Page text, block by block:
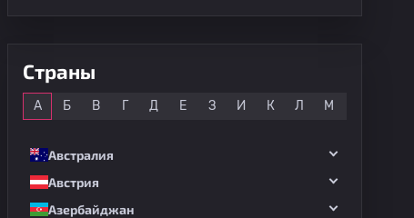
Страны
А Б В Г Д Е З И К Л М
Австралия
Австрия
Азербайджан